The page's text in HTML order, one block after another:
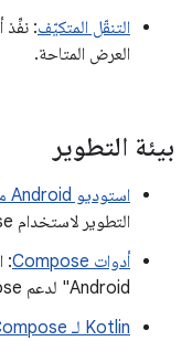
التنقّل المتكيّف: نفِّذ
العرض المتاحة.
بيئة التطوير
استوديو Android مع Compose
التطوير لاستخدام Compose.
أدوات Compose
:
Android" لدعم Compose.
Kotlin لـ Compose